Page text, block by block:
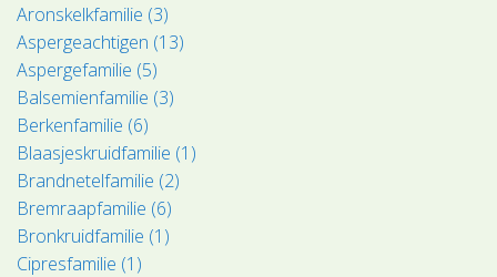
Aronskelkfamilie (3)
Aspergeachtigen (13)
Aspergefamilie (5)
Balsemienfamilie (3)
Berkenfamilie (6)
Blaasjeskruidfamilie (1)
Brandnetelfamilie (2)
Bremraapfamilie (6)
Bronkruidfamilie (1)
Cipresfamilie (1)